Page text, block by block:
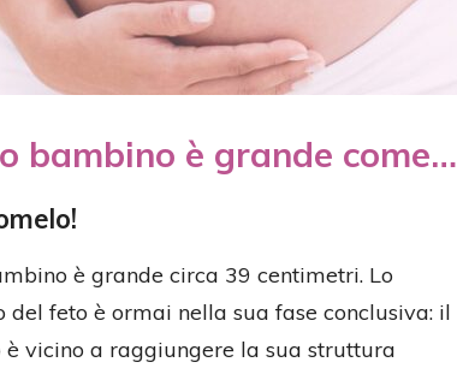
bambino è grande come…
è grande circa 39 centimetri. Lo
del feto è ormai nella sua fase conclusiva: il
è vicino a raggiungere la sua struttura